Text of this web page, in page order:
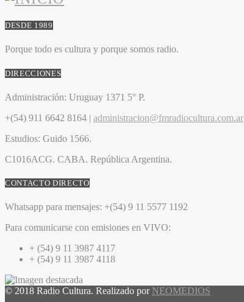
DESDE 1989
Porque todo es cultura y porque somos radio.
DIRECCIONES
Administración: Uruguay 1371 5° P.
+(54) 911 6642 8164 | administracion@fmradiocultura.com.ar
Estudios: Guido 1566.
C1016ACG. CABA. República Argentina.
CONTACTO DIRECTO
Whatsapp para mensajes: +(54) 9 11 5577 1192
Para comunicarse con emisiones en VIVO:
+ (54) 9 11 3987 4117
+ (54) 9 11 3987 4118
© 2018 Radio Cultura. Realizado por NEOMEDIOS